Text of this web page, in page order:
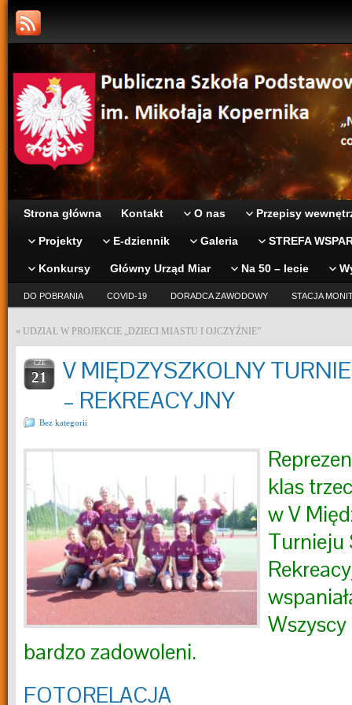
Strona główna Kontakt O nas Przepisy
Projekty E-dziennik Galeria STREFA
Konkursy Główny Urząd Miar Na 50 – lecie
DO POBRANIA COVID-19 DORADCA ZAWODOWY STACJA
« UDZIAŁ W PROJEKCIE „DZIECI MIASTU I OJCZYŹNIE”
CZE
21
V MIĘDZYSZKOLNY
– REKREACYJNY
Bez kategorii
klas
w V
Turnieju
bardzo zadowoleni.
FOTORELACJA